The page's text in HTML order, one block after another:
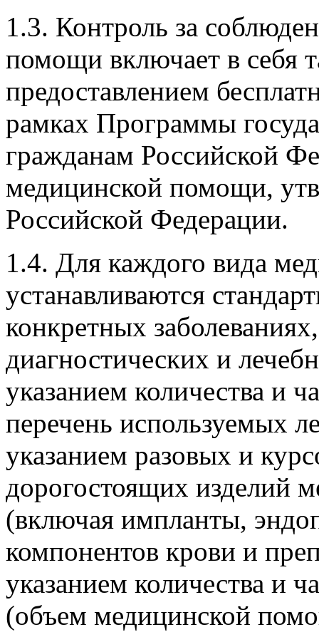
1.3. Контроль за
помощи включает в себя
предоставлением
рамках Программы
гражданам Российской
медицинской помощи,
Российской Федерации.
1.4. Для каждого вида
устанавливаются
конкретных
диагностических и
указанием количества и
перечень используемых
указанием разовых и
дорогостоящих изделий
(включая импланты,
компонентов крови и
указанием количества и
(объем медицинской